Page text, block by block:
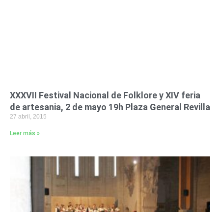
XXXVII Festival Nacional de Folklore y XIV feria
de artesania, 2 de mayo 19h Plaza General Revilla
27 abril, 2015
Leer más »